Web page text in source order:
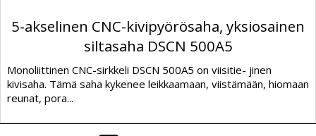
5-akselinen CNC-kivipyörösaha, yksiosainen
siltasaha DSCN 500A5
Monoliittinen CNC-sirkkeli DSCN 500A5 on viisitie- jinen
kivisaha. Tämä saha kykenee leikkaamaan, viistämään, hiomaan
reunat, pora...